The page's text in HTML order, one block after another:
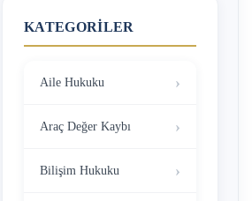
KATEGORILER
Aile Hukuku
Araç Değer Kaybı
Bilişim Hukuku